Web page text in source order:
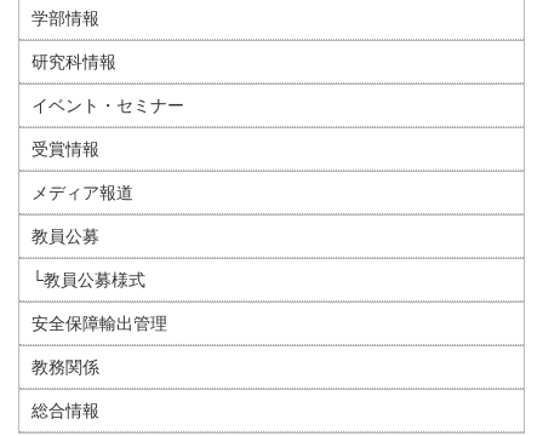
学部情報
研究科情報
イベント・セミナー
受賞情報
メディア報道
教員公募
└教員公募様式
安全保障輸出管理
教務関係
総合情報